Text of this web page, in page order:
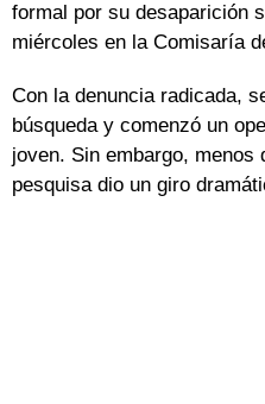
formal por su desaparición
miércoles en la Comisaría
Con la denuncia radicada,
búsqueda y comenzó un
joven. Sin embargo, menos
pesquisa dio un giro